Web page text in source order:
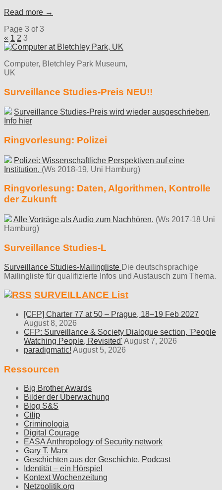
Read more →
Page 3 of 3
« 1 2 3
Computer, Bletchley Park Museum,
UK
Surveillance Studies-Preis NEU!!
Surveillance Studies-Preis wird wieder ausgeschrieben,
Info hier
Ringvorlesung: Polizei
Polizei: Wissenschaftliche Perspektiven auf eine
Institution. (Ws 2018-19, Uni Hamburg)
Ringvorlesung: Daten, Algorithmen, Kontrolle
der Zukunft
Alle Vorträge als Audio zum Nachhören. (Ws 2017-18 Uni
Hamburg)
Surveillance Studies-L
Surveillance Studies-Mailingliste Die deutschsprachige
Mailingliste für qualifizierte Infos und Austausch zum Thema.
SURVEILLANCE List
[CFP] Charter 77 at 50 – Prague, 18–19 Feb 2027
August 8, 2026
CFP: Surveillance & Society Dialogue section, 'People
Watching People, Revisited'August 7, 2026
paradigmatic! August 5, 2026
Ressourcen
Big Brother Awards
Bilder der Überwachung
Blog S&S
Cilip
Criminologia
Digital Courage
EASA Anthropology of Security network
Gary T. Marx
Geschichten aus der Geschichte, Podcast
Identität – ein Hörspiel
Kontext Wochenzeitung
Netzpolitik.org